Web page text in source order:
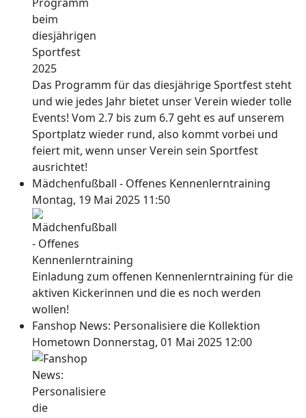
Das Programm für das diesjährige Sportfest steht
und wie jedes Jahr bietet unser Verein wieder tolle
Events! Vom 2.7 bis zum 6.7 geht es auf unserem
Sportplatz wieder rund, also kommt vorbei und
feiert mit, wenn unser Verein sein Sportfest
ausrichtet!
Mädchenfußball - Offenes Kennenlerntraining
Montag, 19 Mai 2025 11:50
Einladung zum offenen Kennenlerntraining für die
aktiven Kickerinnen und die es noch werden
wollen!
Fanshop News: Personalisiere die Kollektion
Hometown Donnerstag, 01 Mai 2025 12:00